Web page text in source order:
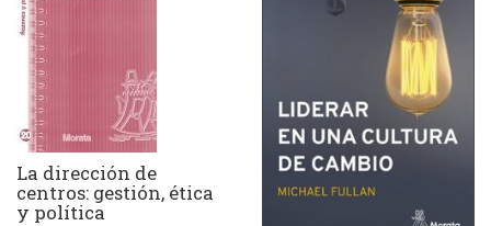
La dirección de
centros: gestión, ética
y política